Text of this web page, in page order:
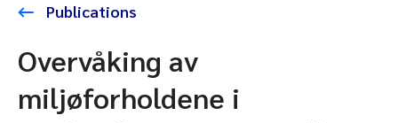
Publications
Overvåking av
miljøforholdene i